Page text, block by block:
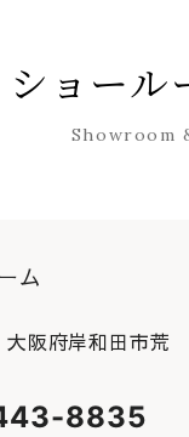
ショール
Showroom
ム
阪府岸和田市荒
8835